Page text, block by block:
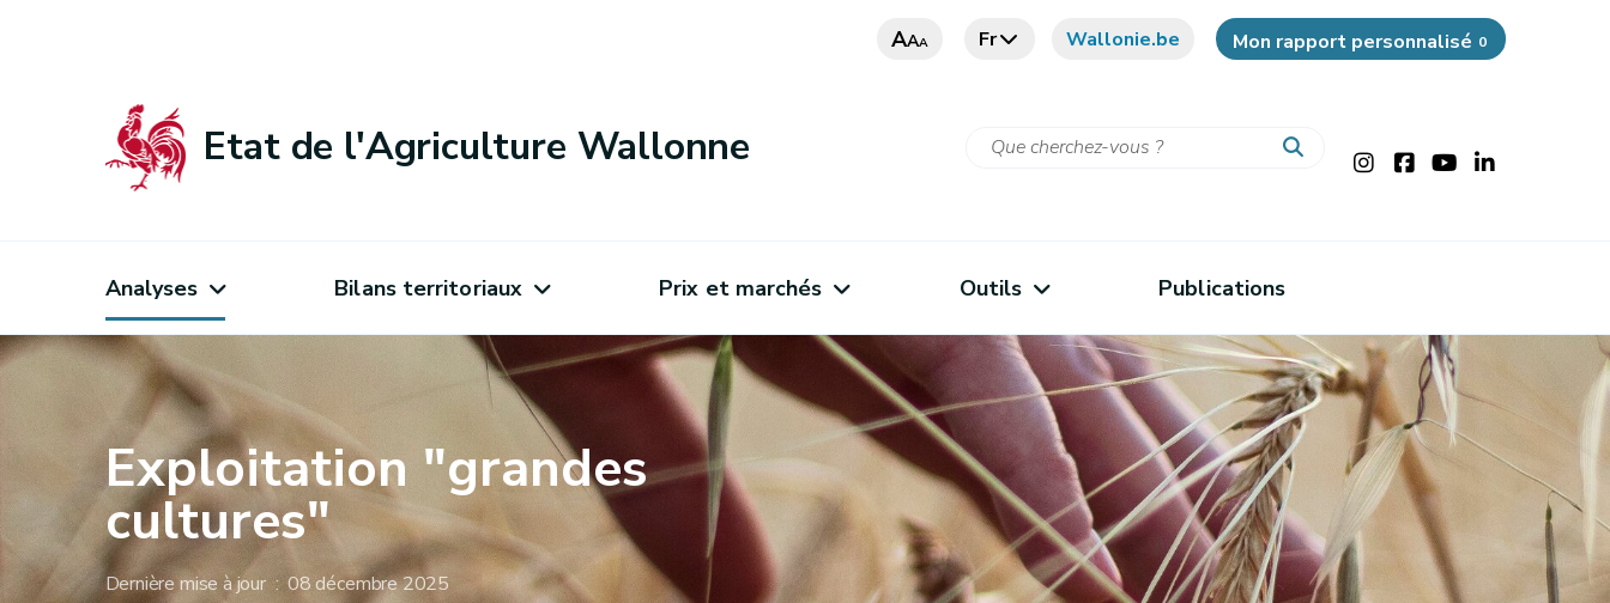
AAA Fr Wallonie.be Mon rapport personnalisé 0
Etat de l'Agriculture Wallonne
Analyses Bilans territoriaux Prix et marchés Outils Publications
Exploitation "grandes
cultures"
Dernière mise à jour : 08 décembre 2025